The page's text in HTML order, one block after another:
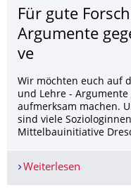
Für gute
Argumente
ve
Wir möchten euch auf
und Lehre -
aufmerksam machen.
sind viele
Mittelbauinitiative
Weiterlesen